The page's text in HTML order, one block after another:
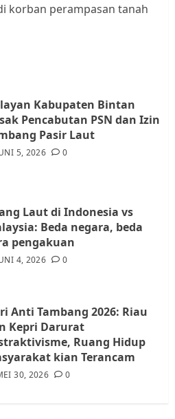
Rempang Ajukan
dengan Wali Kota
Advokasi Desak BP Batam
Merampas Tanah
korban perampasan tanah
Kabupaten Bintan
Pencabutan PSN dan Izin
Pasir Laut
5, 2026 0
Laut di Indonesia vs
Beda negara, beda
pengakuan
4, 2026 0
Anti Tambang 2026: Riau
Kepri Darurat
Ruang Hidup
kian Terancam
30, 2026 0